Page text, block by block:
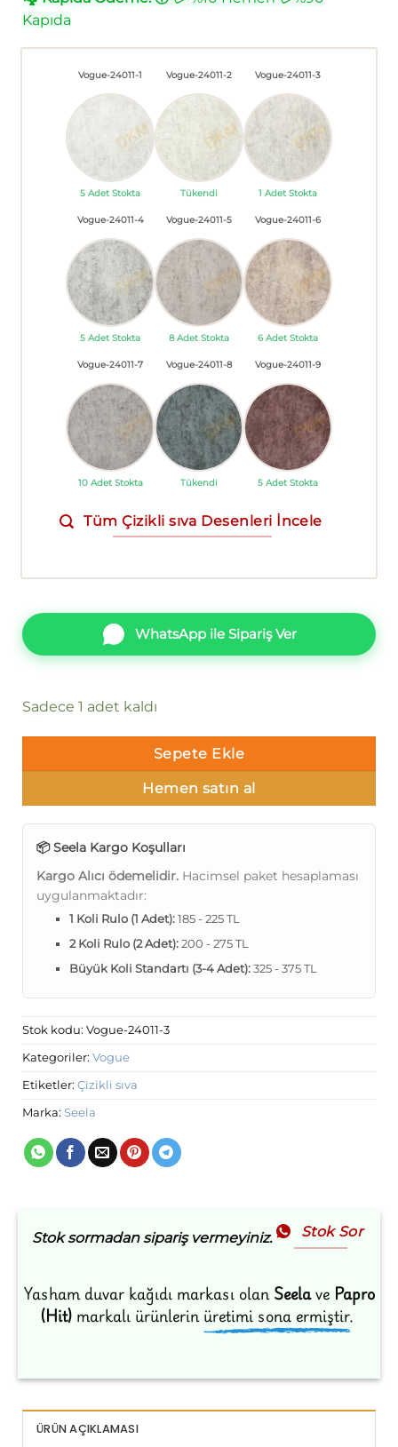
Kapıda
Vogue-24011-1
5 Adet Stokta
Vogue-24011-2
Tükendi
Vogue-24011-3
1 Adet Stokta
Vogue-24011-4
5 Adet Stokta
Vogue-24011-5
8 Adet Stokta
Vogue-24011-6
6 Adet Stokta
Vogue-24011-7
10 Adet Stokta
Vogue-24011-8
Tükendi
Vogue-24011-9
5 Adet Stokta
Tüm Çizikli sıva Desenleri İncele
WhatsApp ile Sipariş Ver
Sadece 1 adet kaldı
Sepete Ekle
Hemen satın al
📦 Seela Kargo Koşulları
Kargo Alıcı ödemelidir. Hacimsel paket hesaplaması
uygulanmaktadır:
1 Koli Rulo (1 Adet):185 - 225 TL
2 Koli Rulo (2 Adet):200 - 275 TL
Büyük Koli Standartı (3-4 Adet):325 - 375 TL
Stok kodu: Vogue-24011-3
Kategoriler: Vogue
Etiketler: Çizikli sıva
Marka: Seela
Stok sormadan sipariş vermeyiniz. Stok Sor
Yasham duvar kağıdı markası olanSeelave Papro
(Hit)markalı ürünlerinüretimi sona ermiştir.
ÜRÜN AÇIKLAMASI